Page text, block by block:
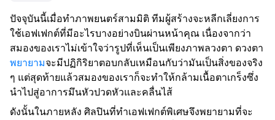
ปัจจุบันนี้เมื่อทำภาพยนตร์สามมิติ ทีมผู้สร้างจะหลีกเลี่ยงการ
ใช้เอฟเฟกต์ที่มีอะไรบางอย่างบินผ่านหน้าคุณ เนื่องจากว่า
สมองของเราไม่เข้าใจว่ารูปที่เห็นเป็นเพียงภาพลวงตา ดวงตา
พยายามจะมีปฏิกิริยาตอบกลับเหมือนกับว่ามันเป็นสิ่งของจริง
ๆ แต่สุดท้ายแล้วสมองของเราก็จะทำให้กล้ามเนื้อตาเกร็งซึ่ง
นำไปสู่อาการมึนหัวปวดหัวและคลื่นไส้
ดังนั้นในภายหลัง ศิลปินที่ทำเอฟเฟกต์พิเศษจึงพยายามที่จะ